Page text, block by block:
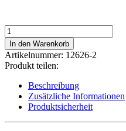
humimeter
WLW
Holz-
Feuchtemessgerät
(Set
Menge
In den Warenkorb
Artikelnummer: 12626-2
Produkt teilen:
Beschreibung
Zusätzliche Informationen
Produktsicherheit